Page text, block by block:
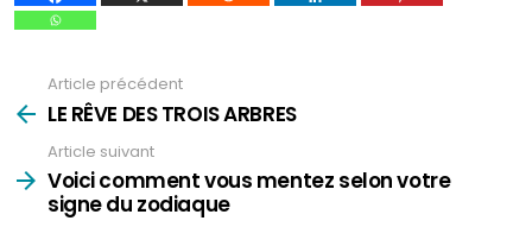
plus
Article précédent
LE RÊVE DES TROIS ARBRES
Article suivant
Voici comment vous mentez selon votre
signe du zodiaque